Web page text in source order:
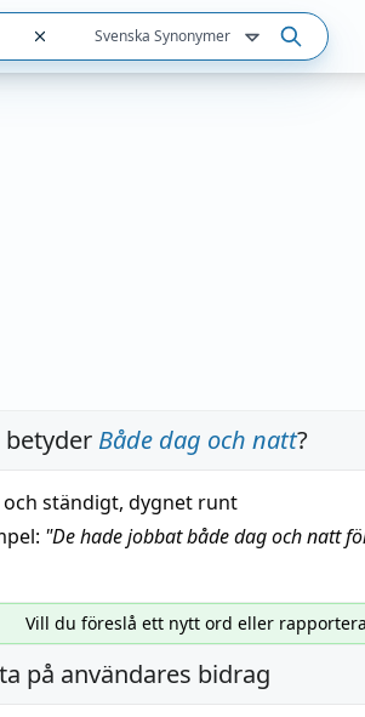
Svenska Synonymer
betyder Både dag och natt?
och ständigt, dygnet runt
"De hade jobbat både dag och natt
Vill du föreslå ett nytt ord eller
på användares bidrag